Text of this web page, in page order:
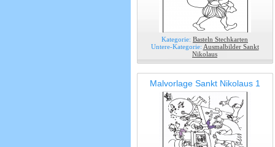
Kategorie: Basteln Stechkarten
Untere-Kategorie: Ausmalbilder Sankt
Nikolaus
Malvorlage Sankt Nikolaus 1